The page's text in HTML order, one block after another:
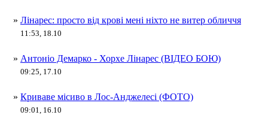
» Лінарес: просто від крові мені ніхто не витер обличчя
11:53, 18.10
» Антоніо Демарко - Хорхе Лінарес (ВІДЕО БОЮ)
09:25, 17.10
» Криваве місиво в Лос-Анджелесі (ФОТО)
09:01, 16.10